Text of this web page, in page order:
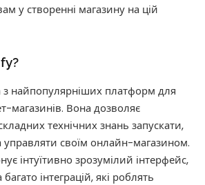
у створенні магазину на цій
найпопулярніших платформ для
магазинів. Вона дозволяє
технічних знань запускати,
управляти своїм онлайн-магазином.
інтуїтивно зрозумілий інтерфейс,
інтеграцій, які роблять